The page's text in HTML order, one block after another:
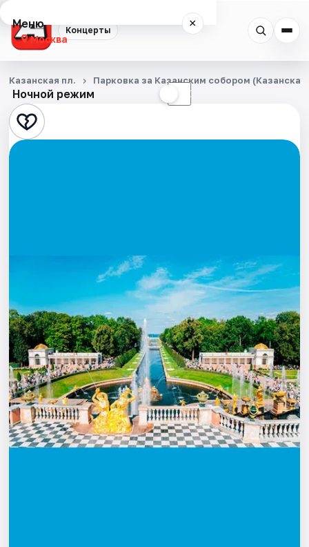
Концерты
Меню ×
Москва
Концерты
Города
Ночной режим ☾
Казанская пл. Парковка за Казанским собором (Казанская